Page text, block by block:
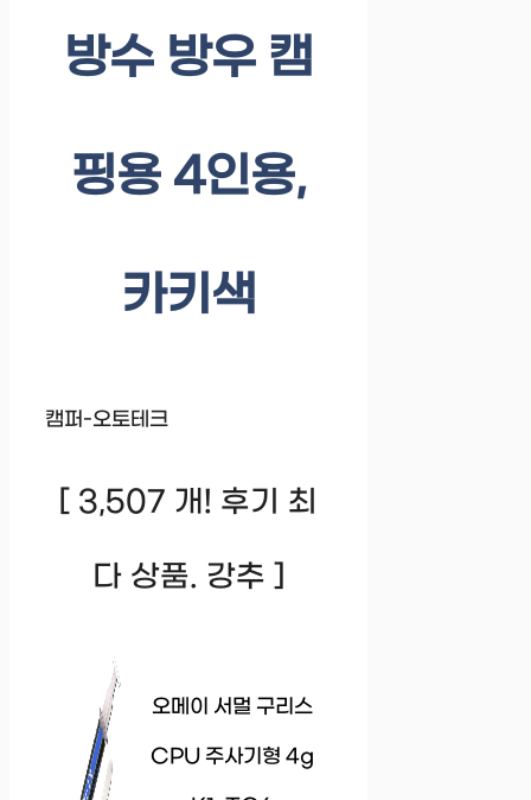
방수 방우 캠
핑용 4인용,
카키색
캠퍼-오토테크
[ 3,507 개! 후기 최
다 상품. 강추 ]
오메이 서멀 구리스
CPU 주사기형 4g